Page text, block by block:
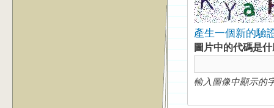
產生一個新的驗
圖片中的代碼是
輸入圖像中顯示的